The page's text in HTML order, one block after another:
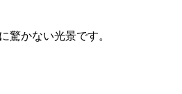
驚かない光景です。